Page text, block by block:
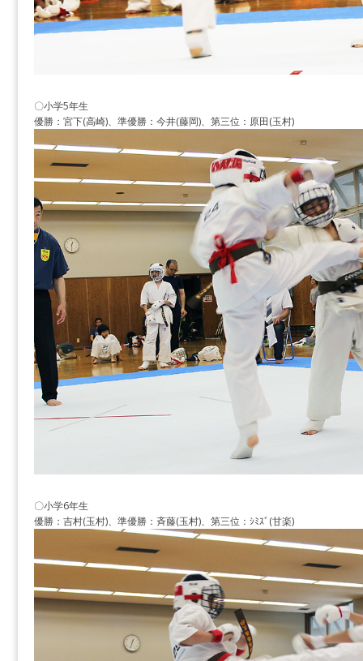
〇小学5年生
優勝：宮下(高崎)、準優勝：今井(藤岡)、第三位：原田(玉村)
〇小学6年生
優勝：吉村(玉村)、準優勝：斉藤(玉村)、第三位：ｼﾐｽﾞ(甘楽)